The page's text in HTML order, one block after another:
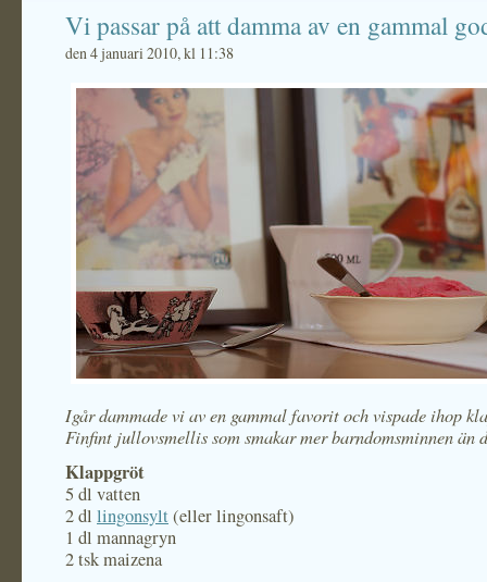
Vi passar på att damma av en gammal
den 4 januari 2010, kl 11:38
Igår dammade vi av en gammal favorit och vispade ihop
Finfint jullovsmellis som smakar mer barndomsminnen än
Klappgröt
5 dl vatten
2 dl lingonsylt(eller lingonsaft)
1 dl mannagryn
2 tsk maizena